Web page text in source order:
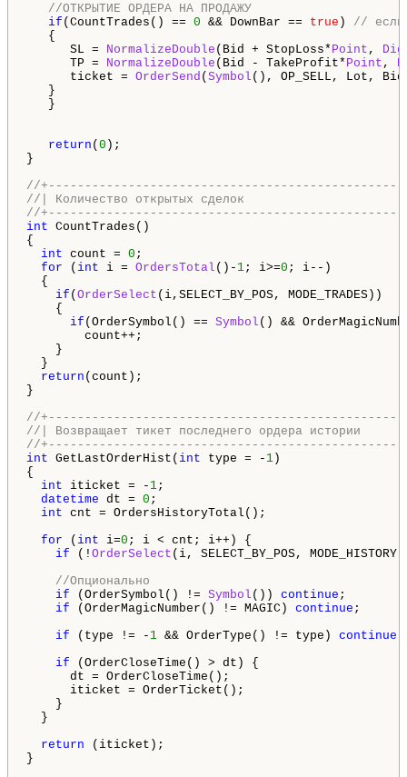
//ОТКРЫТИЕ ОРДЕРА НА
if (CountTrades() == 0 && DownBar == true ) // если
{
SL = NormalizeDouble (Bid + StopLoss* Point ,
TP = NormalizeDouble (Bid - TakeProfit* Point ,
ticket = OrderSend (Symbol (), OP_SELL, Lot,
}
}
return (0 );
}
//
//| Количество открытых сделок
//
int CountTrades()
{
int count = 0 ;
for ( int i = OrdersTotal ()- 1; i>=0 ; i--)
{
if (OrderSelect (i,SELECT_BY_POS, MODE_TRADES))
{
if (OrderSymbol() == Symbol () &&
count++;
}
}
return (count);
}
//
//| Возвращает тикет последнего ордера истории
//
int GetLastOrderHist( int type = - 1)
{
int iticket = - 1;
datetime dt = 0 ;
int cnt = OrdersHistoryTotal();
for ( int i=0 ; i < cnt; i++) {
if (! OrderSelect (i, SELECT_BY_POS,
//Опционально
if (OrderSymbol() != Symbol ()) continue ;
if (OrderMagicNumber() != MAGIC) continue ;
if (type != - 1 && OrderType() != type) continue
if (OrderCloseTime() > dt) {
dt = OrderCloseTime();
iticket = OrderTicket();
}
}
return (iticket);
}